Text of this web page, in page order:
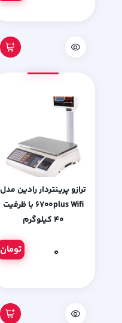
ترازو پرینتردار رادین مدل
6700plus Wifi با ظرفیت
۴۰ کیلوگرم
تومان